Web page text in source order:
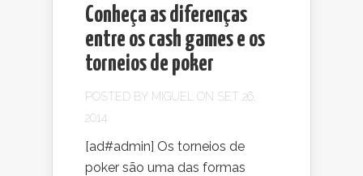
Conheça as diferenças
entre os cash games e os
torneios de poker
POSTED BY MIGUEL
ON SET 26,
2014
[ad#admin] Os torneios de
poker são uma das formas